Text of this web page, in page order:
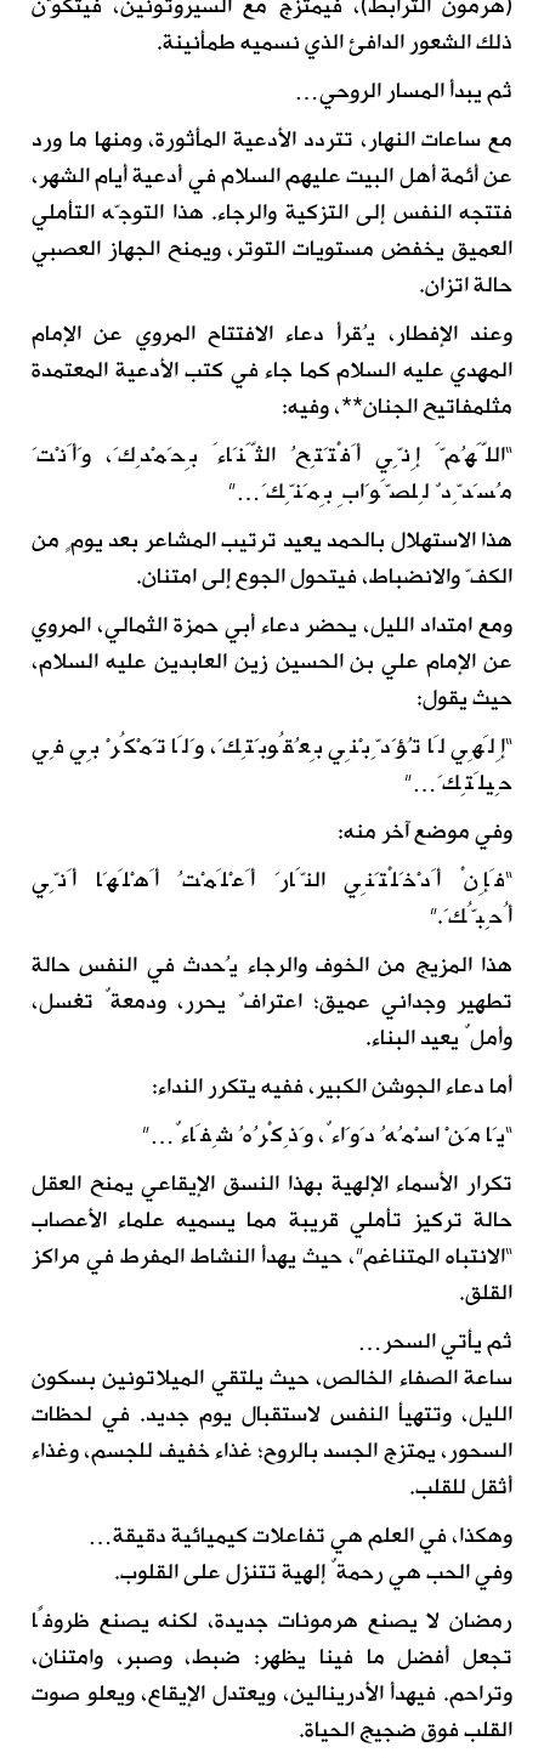
ذلك الشعور الدافئ الذي نسميه طمأنينة.
ثم يبدأ المسار الروحي…
مع ساعات النهار، تتردد الأدعية المأثورة، ومنها ما ورد
عن أئمة أهل البيت عليهم السلام في أدعية أيام الشهر،
فتتجه النفس إلى التزكية والرجاء. هذا التوجّه التأملي
العميق يخفض مستويات التوتر، ويمنح الجهاز العصبي
حالة اتزان.
وعند الإفطار، يُقرأ دعاء الافتتاح المروي عن الإمام
المهدي عليه السلام كما جاء في كتب الأدعية المعتمدة
مثلمفاتيح الجنان**، وفيه:
“اللَّهُمَّ إِنِّي أَفْتَتِحُ الثَّنَاءَ بِحَمْدِكَ، وَأَنْتَ
مُسَدِّدٌ لِلصَّوَابِ بِمَنِّكَ…”
هذا الاستهلال بالحمد يعيد ترتيب المشاعر بعد يومٍ من
الكفّ والانضباط، فيتحول الجوع إلى امتنان.
ومع امتداد الليل، يحضر دعاء أبي حمزة الثمالي، المروي
عن الإمام علي بن الحسين زين العابدين عليه السلام،
حيث يقول:
“إِلَهِي لَا تُؤَدِّبْنِي بِعُقُوبَتِكَ، وَلَا تَمْكُرْ بِي فِي
حِيلَتِكَ…”
وفي موضع آخر منه:
“فَإِنْ أَدْخَلْتَنِي النَّارَ أَعْلَمْتُ أَهْلَهَا أَنِّي
أُحِبُّكَ.”
هذا المزيج من الخوف والرجاء يُحدث في النفس حالة
تطهير وجداني عميق؛ اعترافٌ يحرر، ودمعةٌ تغسل،
وأملٌ يعيد البناء.
أما دعاء الجوشن الكبير، ففيه يتكرر النداء:
“يَا مَنْ اسْمُهُ دَوَاءٌ، وَذِكْرُهُ شِفَاءٌ…”
تكرار الأسماء الإلهية بهذا النسق الإيقاعي يمنح العقل
حالة تركيز تأملي قريبة مما يسميه علماء الأعصاب
“الانتباه المتناغم”، حيث يهدأ النشاط المفرط في مراكز
القلق.
ثم يأتي السحر…
ساعة الصفاء الخالص، حيث يلتقي الميلاتونين بسكون
الليل، وتتهيأ النفس لاستقبال يوم جديد. في لحظات
السحور، يمتزج الجسد بالروح؛ غذاء خفيف للجسم، وغذاء
أثقل للقلب.
وهكذا، في العلم هي تفاعلات كيميائية دقيقة…
وفي الحب هي رحمةٌ إلهية تتنزل على القلوب.
رمضان لا يصنع هرمونات جديدة، لكنه يصنع ظروفًا
تجعل أفضل ما فينا يظهر: ضبط، وصبر، وامتنان،
وتراحم. فيهدأ الأدرينالين، ويعتدل الإيقاع، ويعلو صوت
القلب فوق ضجيج الحياة.